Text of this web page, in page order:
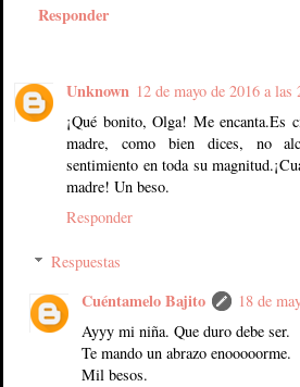
Responder
Unknown 12 de mayo de 2016 a las
¡Qué bonito, Olga! Me encanta.Es
madre, como bien dices, no
sentimiento en toda su
madre! Un beso.
Responder
Respuestas
Cuéntamelo Bajito
18 de
Ayyy mi niña. Que duro debe ser.
Te mando un abrazo enooooorme.
Mil besos.